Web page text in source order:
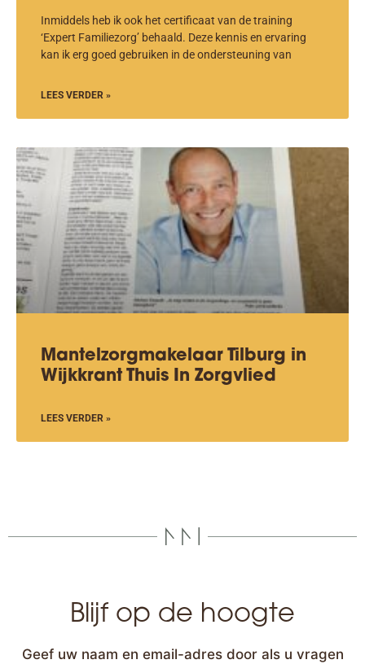
Inmiddels heb ik ook het certificaat van de training
‘Expert Familiezorg’ behaald. Deze kennis en ervaring
kan ik erg goed gebruiken in de ondersteuning van
LEES VERDER »
Mantelzorgmakelaar Tilburg in
Wijkkrant Thuis In Zorgvlied
LEES VERDER »
Blijf op de hoogte
Geef uw naam en email-adres door als u vragen